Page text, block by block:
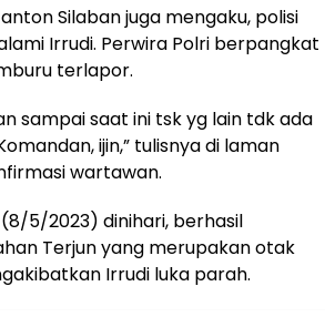
Silaban juga mengaku, polisi
Irrudi. Perwira Polri berpangkat
terlapor.
sampai saat ini tsk yg lain tdk ada
ijin,” tulisnya di laman
wartawan.
5/2023) dinihari, berhasil
Terjun yang merupakan otak
Irrudi luka parah.